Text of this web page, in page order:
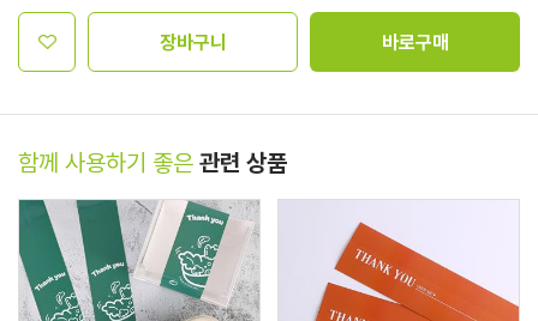
장바구니 바로구매
함께 사용하기 좋은 관련 상품